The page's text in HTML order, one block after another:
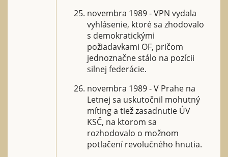
novembra 1989 - VPN vydala
vyhlásenie, ktoré sa zhodovalo
s demokratickými
požiadavkami OF, pričom
jednoznačne stálo na pozícii
silnej federácie.
novembra 1989 - V Prahe na
Letnej sa uskutočnil mohutný
míting a tiež zasadnutie ÚV
KSČ, na ktorom sa
rozhodovalo o možnom
potlačení revolučného hnutia.